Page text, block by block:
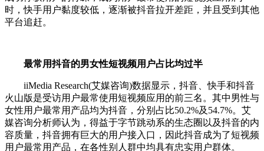
时，快手用户黏度较低，逐渐被抖音拉开差距，并且受到其他
平台追赶。
最常用抖音的男女性短视频用户占比均过半
iiMedia Research(艾媒咨询)数据显示，抖音、快手和抖音
火山版是受访用户最常使用短视频应用的前三名。其中男性与
女性用户最常用产品均为抖音，分别占比50.2%及54.7%。艾
媒咨询分析师认为，得益于字节跳动系的生态圈以及抖音的内
容质量，抖音拥有巨大的用户接入口，因此抖音成为了短视频
用户最常用产品，在各性别人群中均具有忠实用户群体。